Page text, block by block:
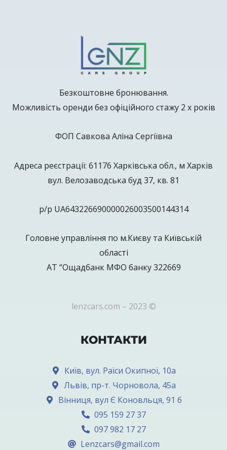
Безкоштовне бронювання.
Можливість оренди без офіційного стажу 2 х років
ФОП Савкова Аліна Сергіївна
Адреса реєстрації: 61176 Харківська обл., м Харків
вул. Велозаводська буд 37, кв. 81
р/р UA643226690000026003500144314
Головне управління по м.Києву та Київській
області
АТ “Ощадбанк МФО банку 322669
lenzcars.com – 2023 ©
КОНТАКТИ
Київ, вул. Раїси Окипної, 10а
Львів, пр-т. Чорновола, 45а
Вінниця, вул Є Коновльця, 91 б
095 159 27 37
097 982 17 27
Lenzcars@gmail.com